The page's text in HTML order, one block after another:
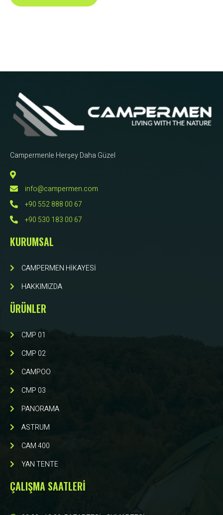
Campermenle Herşey Daha Güzel
info@campermen.com
+90 552 888 00 67
+90 530 183 00 67
KURUMSAL
CAMPERMEN HİKAYESİ
HAKKIMIZDA
ÜRÜNLER
CMP 01
CMP 02
CAMPOO
CMP 03
PANORAMA
ASTRUM
CAM 400
YAN TENTE
ÇALIŞMA SAATLERİ